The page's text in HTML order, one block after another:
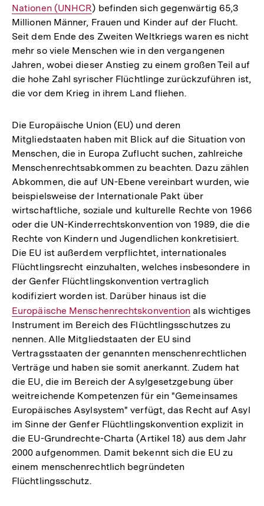
Link:
Nationen (UNHCR) befinden sich gegenwärtig 65,3
Millionen Männer, Frauen und Kinder auf der Flucht.
Seit dem Ende des Zweiten Weltkriegs waren es nicht
mehr so viele Menschen wie in den vergangenen
Jahren, wobei dieser Anstieg zu einem großen Teil auf
die hohe Zahl syrischer Flüchtlinge zurückzuführen ist,
die vor dem Krieg in ihrem Land fliehen.
Die Europäische Union (EU) und deren
Mitgliedstaaten haben mit Blick auf die Situation von
Menschen, die in Europa Zuflucht suchen, zahlreiche
Menschenrechtsabkommen zu beachten. Dazu zählen
Abkommen, die auf UN-Ebene vereinbart wurden, wie
beispielsweise der Internationale Pakt über
wirtschaftliche, soziale und kulturelle Rechte von 1966
oder die UN-Kinderrechtskonvention von 1989, die die
Rechte von Kindern und Jugendlichen konkretisiert.
Die EU ist außerdem verpflichtet, internationales
Flüchtlingsrecht einzuhalten, welches insbesondere in
der Genfer Flüchtlingskonvention vertraglich
kodifiziert worden ist. Darüber hinaus ist die
Link:
Europäische Menschenrechtskonvention als wichtiges
Instrument im Bereich des Flüchtlingsschutzes zu
nennen. Alle Mitgliedstaaten der EU sind
Vertragsstaaten der genannten menschenrechtlichen
Verträge und haben sie somit anerkannt. Zudem hat
die EU, die im Bereich der Asylgesetzgebung über
weitreichende Kompetenzen für ein "Gemeinsames
Europäisches Asylsystem" verfügt, das Recht auf Asyl
im Sinne der Genfer Flüchtlingskonvention explizit in
die EU-Grundrechte-Charta (Artikel 18) aus dem Jahr
2000 aufgenommen. Damit bekennt sich die EU zu
einem menschenrechtlich begründeten
Flüchtlingsschutz.